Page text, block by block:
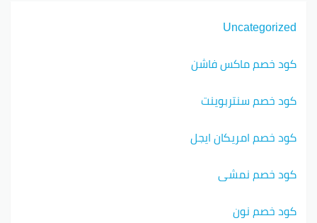
Uncategorized
كود خصم ماكس فاشن
كود خصم سنتربوينت
كود خصم امريكان ايجل
كود خصم نمشي
كود خصم نون